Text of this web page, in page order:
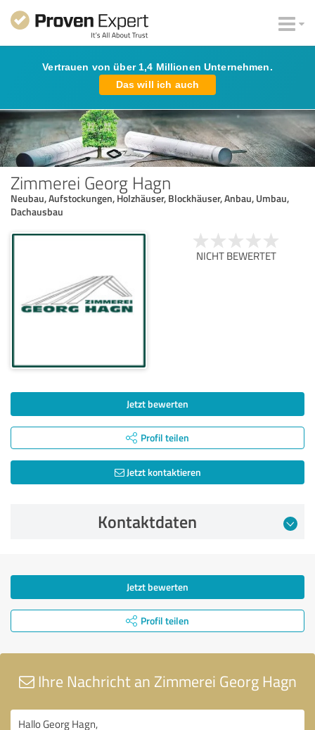
Vertrauen von über 1,4 Millionen Unternehmen.
Das will ich auch
Zimmerei Georg Hagn
Neubau, Aufstockungen, Holzhäuser, Blockhäuser, Anbau, Umbau,
Dachausbau
NICHT BEWERTET
Jetzt bewerten
Profil teilen
Jetzt kontaktieren
Kontaktdaten
Jetzt bewerten
Profil teilen
Ihre Nachricht an Zimmerei Georg Hagn